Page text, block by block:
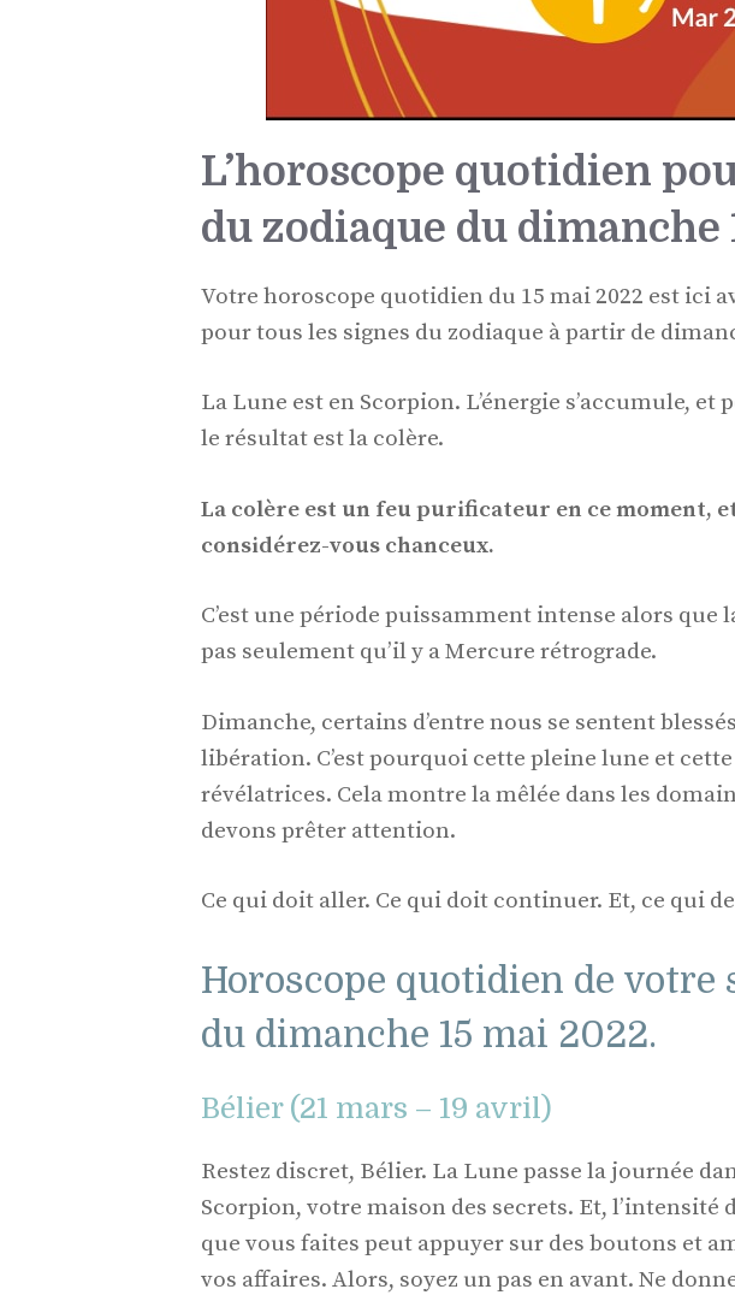
L’horoscope quotidien
du zodiaque du dimanche
Votre horoscope quotidien du 15 mai 2022 est ici
pour tous les signes du zodiaque à partir de
La Lune est en Scorpion. L’énergie s’accumule,
le résultat est la colère.
La colère est un feu purificateur en ce moment,
considérez-vous chanceux.
C’est une période puissamment intense alors que
pas seulement qu’il y a Mercure rétrograde.
Dimanche, certains d’entre nous se sentent
libération. C’est pourquoi cette pleine lune et
révélatrices. Cela montre la mêlée dans les
devons prêter attention.
Ce qui doit aller. Ce qui doit continuer. Et, ce qui
Horoscope quotidien de votre
du dimanche 15 mai 2022.
Bélier (21 mars – 19 avril)
Restez discret, Bélier. La Lune passe la journée
Scorpion, votre maison des secrets. Et, l’intensité
que vous faites peut appuyer sur des boutons et
vos affaires. Alors, soyez un pas en avant. Ne